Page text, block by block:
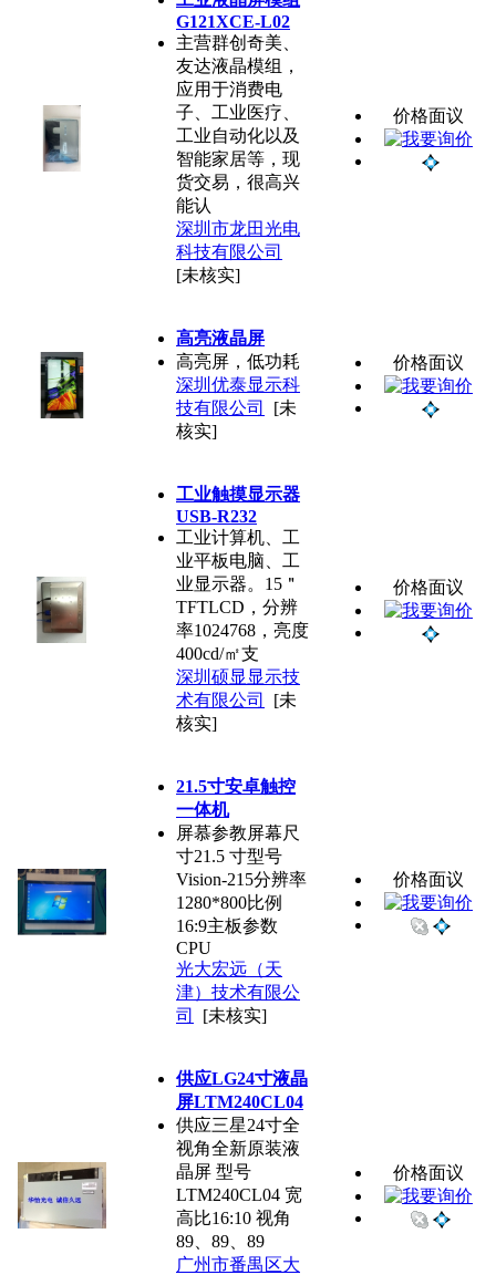
G121XCE-L02
主营群创奇美、
友达液晶模组，
应用于消费电
子、工业医疗、
工业自动化以及
智能家居等，现
货交易，很高兴
能认
深圳市龙田光电
科技有限公司
[未核实]
价格面议
高亮液晶屏
高亮屏，低功耗
深圳优泰显示科
技有限公司
[未
核实]
价格面议
工业触摸显示器
USB-R232
工业计算机、工
业平板电脑、工
业显示器。15＂
TFTLCD，分辨
率1024768，亮度
400cd/㎡支
深圳硕显显示技
术有限公司
[未
核实]
价格面议
21.5寸安卓触控
一体机
屏慕参教屏幕尺
寸21.5 寸型号
Vision-215分辨率
1280*800比例
16:9主板参数
CPU
光大宏远（天
津）技术有限公
司
[未核实]
价格面议
供应LG24寸液晶
屏LTM240CL04
供应三星24寸全
视角全新原装液
晶屏 型号
LTM240CL04 宽
高比16:10 视角
89、89、89
广州市番禺区大
价格面议